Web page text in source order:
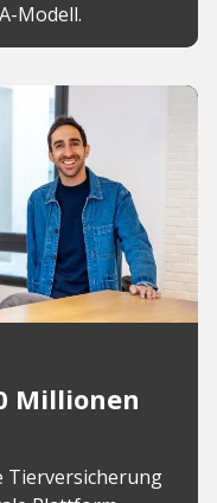
Modell.
Millionen
Tierversicherung